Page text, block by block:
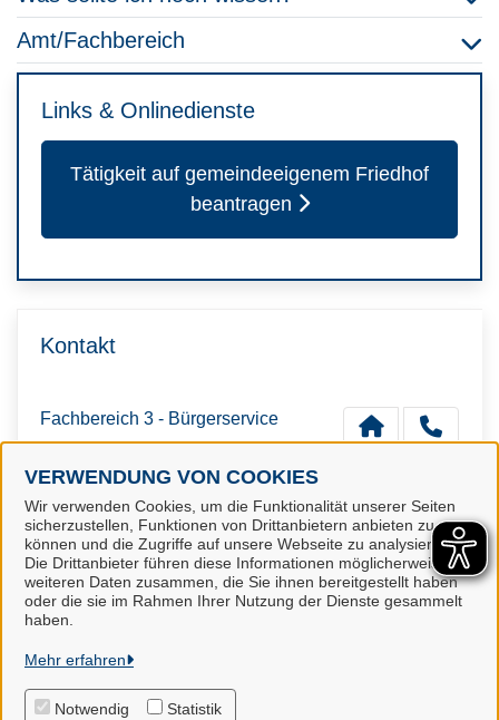
VERWENDUNG VON COOKIES
Wir verwenden Cookies, um die Funktionalität unserer Seiten
sicherzustellen, Funktionen von Drittanbietern anbieten zu
können und die Zugriffe auf unsere Webseite zu analysieren.
Die Drittanbieter führen diese Informationen möglicherweise mit
weiteren Daten zusammen, die Sie ihnen bereitgestellt haben
oder die sie im Rahmen Ihrer Nutzung der Dienste gesammelt
haben.
Mehr erfahren
Notwendig Statistik
Amt/Fachbereich
Links & Onlinedienste
Tätigkeit auf gemeindeeigenem Friedhof
beantragen
Kontakt
Fachbereich 3 - Bürgerservice
Samtgemeinde Hanstedt
Alle Rechte vorbehalten
Impressum